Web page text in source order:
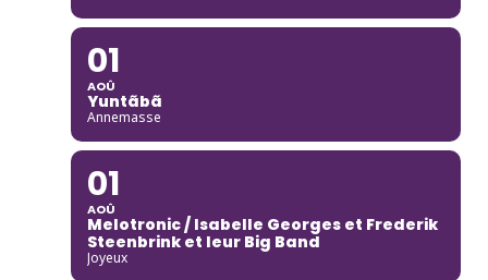
01
AOÛ
Yuntãbã
Annemasse
01
AOÛ
Melotronic / Isabelle Georges et Frederik
Steenbrink et leur Big Band
Joyeux